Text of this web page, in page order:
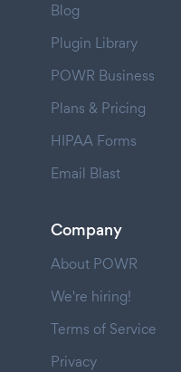
Blog
Plugin Library
POWR Business
Plans & Pricing
HIPAA Forms
Email Blast
Company
About POWR
We're hiring!
Terms of Service
Privacy